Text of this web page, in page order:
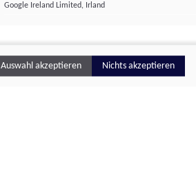
Google Ireland Limited, Irland
Auswahl akzeptieren Nichts akzeptieren